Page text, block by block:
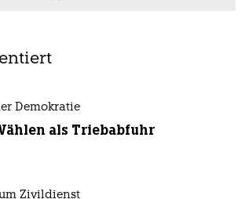
Demokratie
als Triebabfuhr
Zivildienst